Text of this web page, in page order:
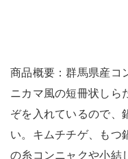
商品概要：群馬県産コ
ニカマ風の短冊状しら
ぞを入れているので、
い。キムチチゲ、もつ
の糸コンニャクや小結